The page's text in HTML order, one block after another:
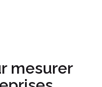
mesurer